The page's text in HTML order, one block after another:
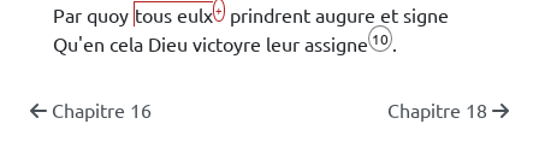
Par quoy tous eulx+ prindrent augure et signe
Qu'en cela Dieu victoyre leur assigne 10 .
Chapitre 16 Chapitre 18